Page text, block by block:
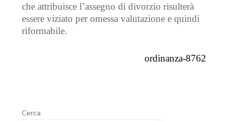
che attribuisce l’assegno di divorzio risulterà
essere viziato per omessa valutazione e quindi
riformabile.
ordinanza-8762
Cerca